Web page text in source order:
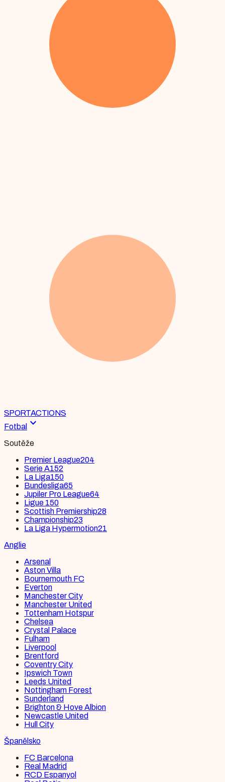
SPORTACTIONS
Fotbal expand_more
Soutěže
Premier League204
Serie A152
La Liga150
Bundesliga65
Jupiler Pro League64
Ligue 150
Scottish Premiership28
Championship23
La Liga Hypermotion21
Anglie
Arsenal
Aston Villa
Bournemouth FC
Everton
Manchester City
Manchester United
Tottenham Hotspur
Chelsea
Crystal Palace
Fulham
Liverpool
Brentford
Coventry City
Ipswich Town
Leeds United
Nottingham Forest
Sunderland
Brighton & Hove Albion
Newcastle United
Hull City
Španělsko
FC Barcelona
Real Madrid
RCD Espanyol